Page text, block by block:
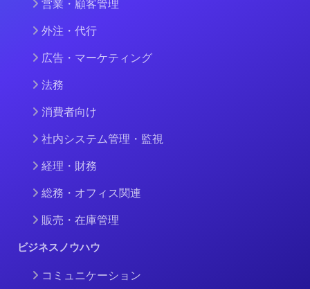
営業・顧客管理
外注・代行
広告・マーケティング
法務
消費者向け
社内システム管理・監視
経理・財務
総務・オフィス関連
販売・在庫管理
ビジネスノウハウ
コミュニケーション